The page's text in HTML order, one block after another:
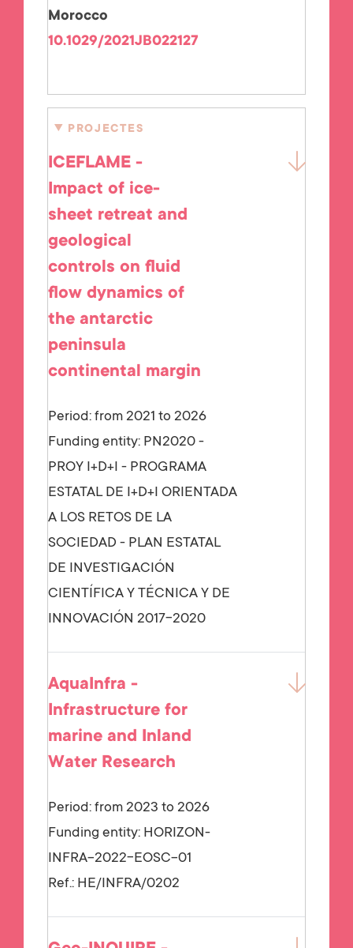
Morocco
10.1029/2021JB022127
PROJECTES
ICEFLAME -
Impact of ice-
sheet retreat and
geological
controls on fluid
flow dynamics of
the antarctic
peninsula
continental margin
Period: from 2021 to 2026
Funding entity: PN2020 -
PROY I+D+I - PROGRAMA
ESTATAL DE I+D+I ORIENTADA
A LOS RETOS DE LA
SOCIEDAD - PLAN ESTATAL
DE INVESTIGACIÓN
CIENTÍFICA Y TÉCNICA Y DE
INNOVACIÓN 2017-2020
AquaInfra -
Infrastructure for
marine and Inland
Water Research
Period: from 2023 to 2026
Funding entity: HORIZON-
INFRA-2022-EOSC-01
Ref.: HE/INFRA/0202